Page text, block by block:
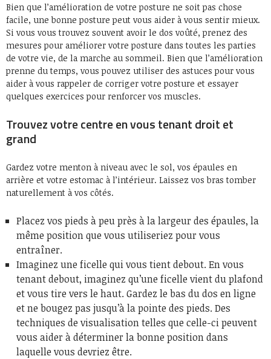
Bien que l’amélioration de votre posture ne soit pas chose
facile, une bonne posture peut vous aider à vous sentir mieux.
Si vous vous trouvez souvent avoir le dos voûté, prenez des
mesures pour améliorer votre posture dans toutes les parties
de votre vie, de la marche au sommeil. Bien que l’amélioration
prenne du temps, vous pouvez utiliser des astuces pour vous
aider à vous rappeler de corriger votre posture et essayer
quelques exercices pour renforcer vos muscles.
Trouvez votre centre en vous tenant droit et
grand
Gardez votre menton à niveau avec le sol, vos épaules en
arrière et votre estomac à l’intérieur. Laissez vos bras tomber
naturellement à vos côtés.
Placez vos pieds à peu près à la largeur des épaules, la
même position que vous utiliseriez pour vous
entraîner.
Imaginez une ficelle qui vous tient debout. En vous
tenant debout, imaginez qu’une ficelle vient du plafond
et vous tire vers le haut. Gardez le bas du dos en ligne
et ne bougez pas jusqu’à la pointe des pieds. Des
techniques de visualisation telles que celle-ci peuvent
vous aider à déterminer la bonne position dans
laquelle vous devriez être.